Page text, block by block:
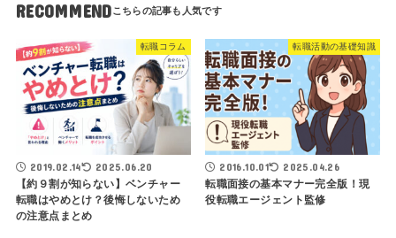
RECOMMEND
転職コラム
2019.02.14 2025.06.20
【約９割が知らない】ベンチャー
転職はやめとけ？後悔しないため
の注意点まとめ
転職活動の基礎知識
2016.10.01 2025.04.26
転職面接の基本マナー完全版！現
役転職エージェント監修